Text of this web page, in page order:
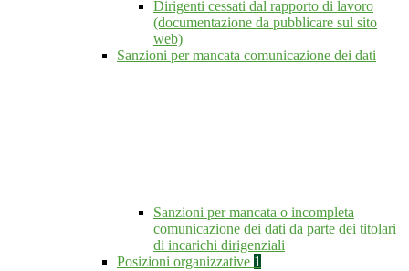
Dirigenti cessati dal rapporto di lavoro
(documentazione da pubblicare sul sito
web)
Sanzioni per mancata comunicazione dei dati
Sanzioni per mancata o incompleta
comunicazione dei dati da parte dei titolari
di incarichi dirigenziali
Posizioni organizzative 1